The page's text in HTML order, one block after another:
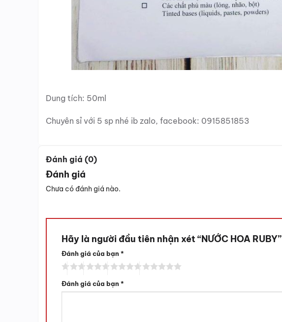
Dung tích: 50ml
Chuyên sỉ với 5 sp nhé ib zalo, facebook: 0915851853
Đánh giá (0)
Đánh giá
Chưa có đánh giá nào.
Hãy là người đầu tiên nhận xét “NƯỚC HOA RUBY”
Đánh giá của bạn *
Đánh giá của bạn *